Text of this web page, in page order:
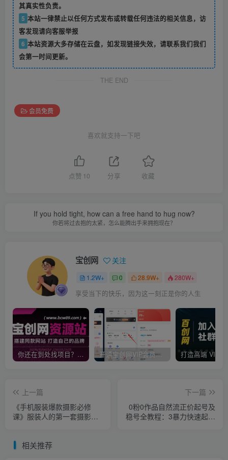
其真实性负责。
5 本站一律禁止以任何方式发布或转载任何违法的相关信息，访
客发现请向客服举报
6 本站资源大多存储在云盘，如发现链接失效，请联系我们我们
会第一时间更新。
THE END
会员免费
喜欢就支持一下吧
点赞 10 分享 收藏
If you hold tight, how can a free hand to hug now?
你若将过去抱的太紧，怎么能腾出手来拥抱现在？
宝创网 关注
1.2W+ 0 28.9W+ 280W+
享受当下的快乐，因为这一刻正是你的人生
你还在到处找项目？还在当韭菜？我靠卖项目一个月收入5万+，曾经我也是个失败者。 开通宝创网VIP会员，尊享全站资源免费下载，享70%的推广提成！！【限时五折优惠】
上一篇
《手机服装爆款摄影必修
课》服装人的第一套摄影系
下一篇
0粉0作品自然流正价起号及
稳号全教程：3暴力快速起号
相关推荐